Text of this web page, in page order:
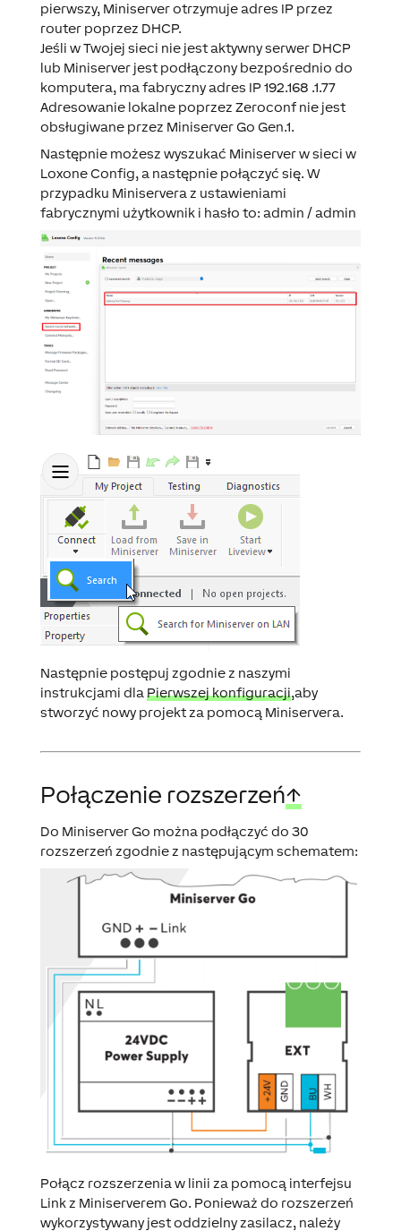
pierwszy, Miniserver otrzymuje adres IP przez
router poprzez DHCP.
Jeśli w Twojej sieci nie jest aktywny serwer DHCP
lub Miniserver jest podłączony bezpośrednio do
komputera, ma fabryczny adres IP 192.168 .1.77
Adresowanie lokalne poprzez Zeroconf nie jest
obsługiwane przez Miniserver Go Gen.1.
Następnie możesz wyszukać Miniserver w sieci w
Loxone Config, a następnie połączyć się. W
przypadku Miniservera z ustawieniami
fabrycznymi użytkownik i hasło to: admin / admin
Następnie postępuj zgodnie z naszymi
instrukcjami dlaPierwszej konfiguracji,aby
stworzyć nowy projekt za pomocą Miniservera.
Połączenie rozszerzeń↑
Do Miniserver Go można podłączyć do 30
rozszerzeń zgodnie z następującym schematem:
Połącz rozszerzenia w linii za pomocą interfejsu
Link z Miniserverem Go. Ponieważ do rozszerzeń
wykorzystywany jest oddzielny zasilacz, należy